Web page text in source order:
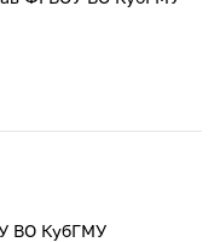
ВО КубГМУ